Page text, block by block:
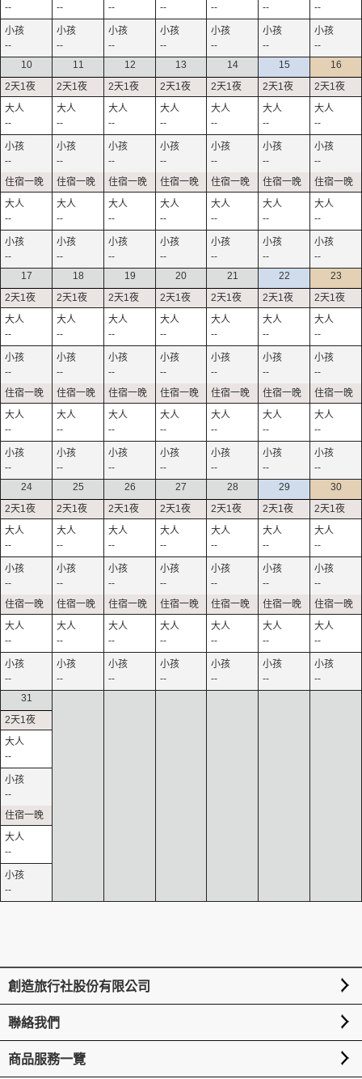
--
--
--
--
--
--
--
--
--
--
--
--
--
--
10
--
--
--
--
11
--
--
--
--
12
--
--
--
--
13
--
--
--
--
14
--
--
--
--
15
--
--
--
--
16
--
--
--
--
17
--
--
--
--
18
--
--
--
--
19
--
--
--
--
20
--
--
--
--
21
--
--
--
--
22
--
--
--
--
23
--
--
--
--
24
--
--
--
--
25
--
--
--
--
26
--
--
--
--
27
--
--
--
--
28
--
--
--
--
29
--
--
--
--
30
--
--
--
--
31
--
--
--
--
創造旅行社股份有限公司
聯絡我們
商品服務一覽